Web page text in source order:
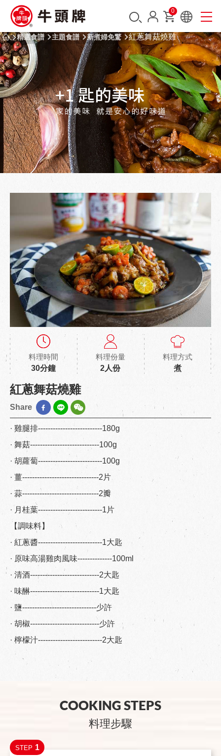
0
精選食譜 主題食譜 新煮婦免驚 紅蔥舞菇燒雞
料理時間
30分鐘
料理份量
2人份
料理方式
煮
紅蔥舞菇燒雞
Share
· 雞腿排--------------------------180g
· 舞菇----------------------------100g
· 胡蘿蔔--------------------------100g
· 薑-------------------------------2片
· 蒜-------------------------------2瓣
· 月桂葉--------------------------1片
【調味料】
· 紅蔥醬--------------------------1大匙
· 原味高湯雞肉風味--------------100ml
· 清酒----------------------------2大匙
· 味醂----------------------------1大匙
· 鹽------------------------------少許
· 胡椒----------------------------少許
· 檸檬汁--------------------------2大匙
COOKING STEPS
料理步驟
STEP 1